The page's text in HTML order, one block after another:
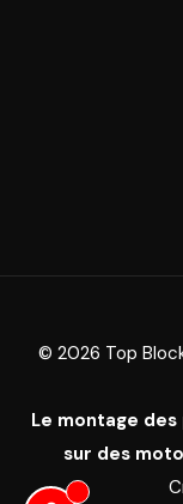
© 2026 Top
Le montage
sur des